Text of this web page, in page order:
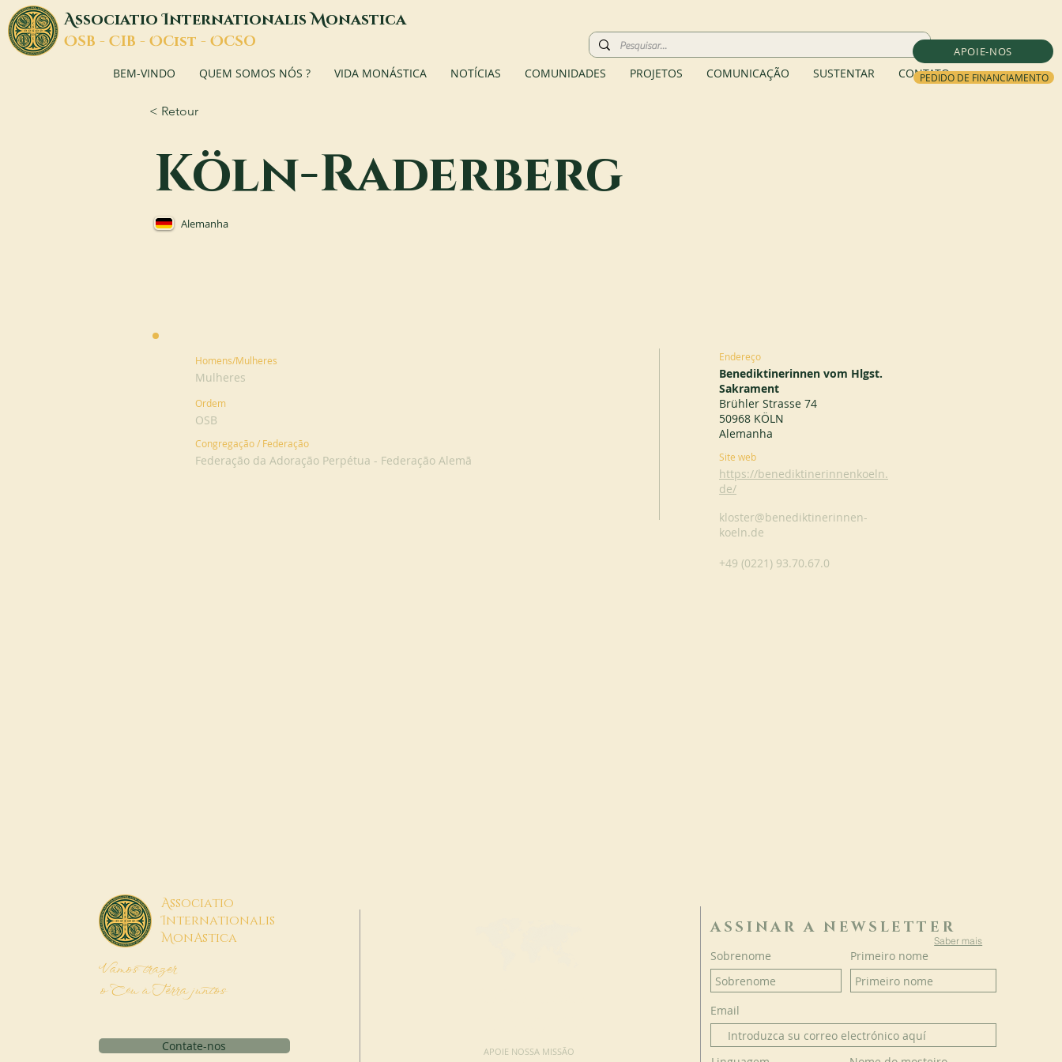
APOIE-NOS
PEDIDO DE FINANCIAMENTO
AssociatioInternationalisMonastica
OSB - CIB - OCist - OCSO
BEM-VINDO QUEM SOMOS NÓS ? VIDA MONÁSTICA NOTÍCIAS COMUNIDADES PROJETOS COMUNICAÇÃO SUSTENTAR CONTATO
< Retour
Köln-Raderberg
Alemanha
Homens/Mulheres
Mulheres
Ordem
OSB
Congregação / Federação
Federação da Adoração Perpétua - Federação Alemã
Endereço
Benediktinerinnen vom Hlgst.
Sakrament
Brühler Strasse 74
50968 KÖLN
Alemanha
Site web
https://benediktinerinnenkoeln.
de/
kloster@benediktinerinnen-
koeln.de
+49 (0221) 93.70.67.0
Associatio
Internationalis
MonAstica
Vamos trazer
o Céu à Terra juntos
Contate-nos APOIE NOSSA MISSÃO
ASSINAR A NEWSLETTER
Saber mais
Sobrenome Primeiro nome
Email